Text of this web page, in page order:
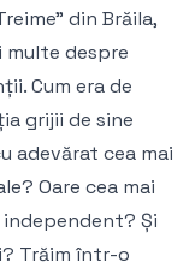
din Brăila,
multe despre
Cum era de
grijii de sine
adevărat cea mai
Oare cea mai
Și
Trăim într-o